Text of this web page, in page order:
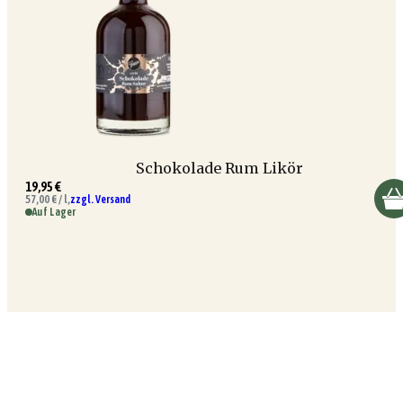
Schokolade Rum Likör
19,95 €
57,00 € / l,zzgl. Versand
Auf Lager